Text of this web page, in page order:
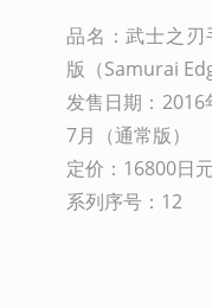
品名：武士之
版（Samurai
发售日期：2016
7月（通常版）
定价：16800日元
系列序号：12